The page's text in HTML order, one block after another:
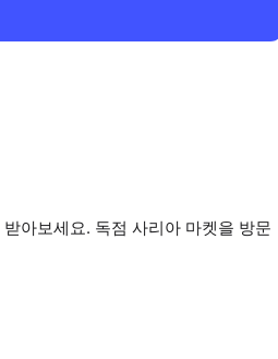
아보세요. 독점 사리아 마켓을 방문